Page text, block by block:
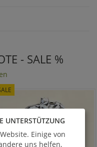
- SALE %
UNTERSTÜTZUNG
Einige von
uns helfen,